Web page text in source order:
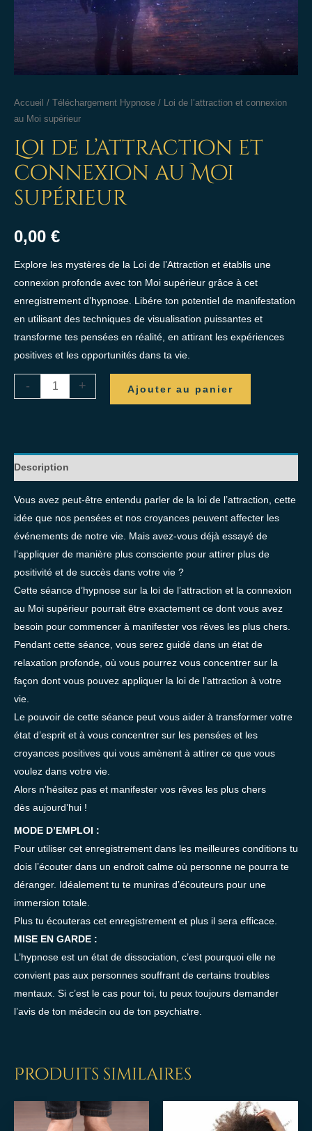
Accueil / Téléchargement Hypnose / Loi de l’attraction et connexion
au Moi supérieur
Loi de l’attraction et
connexion au Moi
supérieur
0,00 €
Explore les mystères de la Loi de l’Attraction et établis une
connexion profonde avec ton Moi supérieur grâce à cet
enregistrement d’hypnose. Libére ton potentiel de manifestation
en utilisant des techniques de visualisation puissantes et
transforme tes pensées en réalité, en attirant les expériences
positives et les opportunités dans ta vie.
- + Ajouter au panier
Description
Vous avez peut-être entendu parler de la loi de l’attraction, cette
idée que nos pensées et nos croyances peuvent affecter les
événements de notre vie. Mais avez-vous déjà essayé de
l’appliquer de manière plus consciente pour attirer plus de
positivité et de succès dans votre vie ?
Cette séance d’hypnose sur la loi de l’attraction et la connexion
au Moi supérieur pourrait être exactement ce dont vous avez
besoin pour commencer à manifester vos rêves les plus chers.
Pendant cette séance, vous serez guidé dans un état de
relaxation profonde, où vous pourrez vous concentrer sur la
façon dont vous pouvez appliquer la loi de l’attraction à votre
vie.
Le pouvoir de cette séance peut vous aider à transformer votre
état d’esprit et à vous concentrer sur les pensées et les
croyances positives qui vous amènent à attirer ce que vous
voulez dans votre vie.
Alors n’hésitez pas et manifester vos rêves les plus chers
dès aujourd’hui !
MODE D’EMPLOI :
Pour utiliser cet enregistrement dans les meilleures conditions tu
dois l’écouter dans un endroit calme où personne ne pourra te
déranger. Idéalement tu te muniras d’écouteurs pour une
immersion totale.
Plus tu écouteras cet enregistrement et plus il sera efficace.
MISE EN GARDE :
L’hypnose est un état de dissociation, c’est pourquoi elle ne
convient pas aux personnes souffrant de certains troubles
mentaux. Si c’est le cas pour toi, tu peux toujours demander
l’avis de ton médecin ou de ton psychiatre.
Produits similaires